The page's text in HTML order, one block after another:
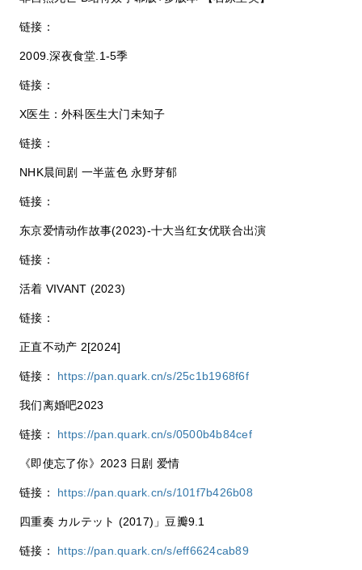
链接：
2009.深夜食堂.1-5季
链接：
X医生：外科医生大门未知子
链接：
NHK晨间剧 一半蓝色 永野芽郁
链接：
东京爱情动作故事(2023)-十大当红女优联合出演
链接：
活着 VIVANT (2023)
链接：
正直不动产 2[2024]
链接： https://pan.quark.cn/s/25c1b1968f6f
我们离婚吧2023
链接： https://pan.quark.cn/s/0500b4b84cef
《即使忘了你》2023 日剧 爱情
链接： https://pan.quark.cn/s/101f7b426b08
四重奏 カルテット (2017)」豆瓣9.1
链接： https://pan.quark.cn/s/eff6624cab89